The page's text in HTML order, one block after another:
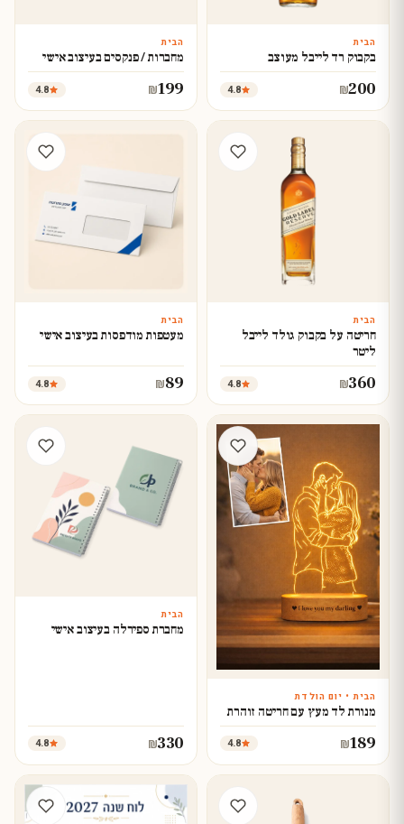
עצב עכשיו
הבית
בקבוק רד לייבל מעוצב
₪200
4.8
עצב עכשיו
הבית
מחברות / פנקסים בעיצוב אישי
₪199
4.8
עצב עכשיו
הבית
חריטה על בקבוק גולד לייבל
ליטר
₪360
4.8
עצב עכשיו
הבית
מעטפות מודפסות בעיצוב אישי
₪89
4.8
עצב עכשיו
הבית • יום הולדת
מנורת לד מעץ עם חריטה זוהרת
₪189
4.8
עצב עכשיו
הבית
מחברת ספירלה בעיצוב אישי
₪330
4.8